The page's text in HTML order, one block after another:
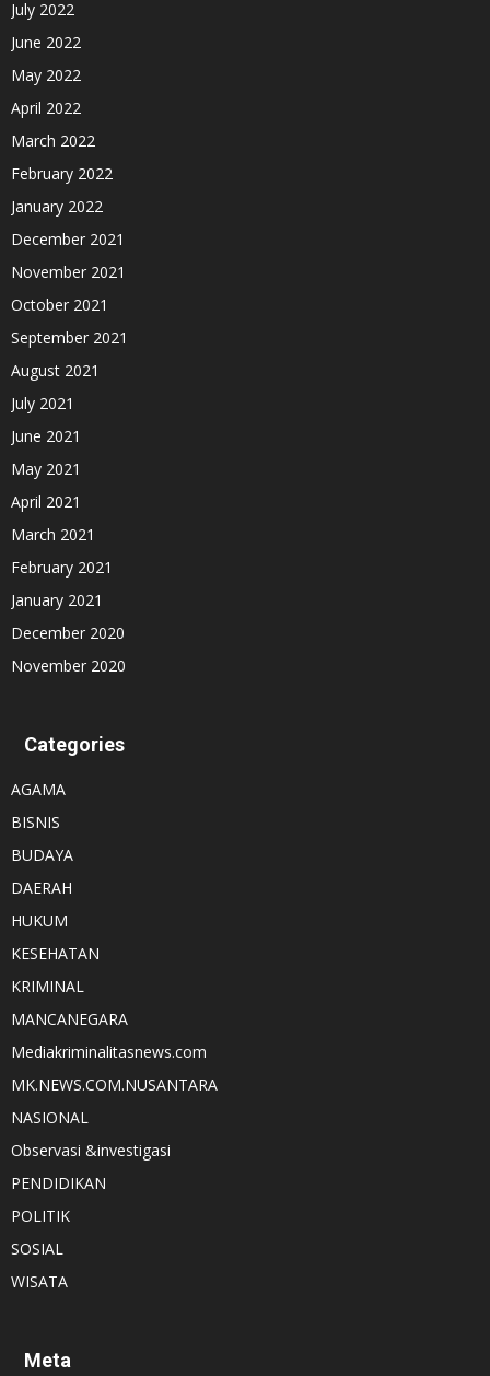
July 2022
June 2022
May 2022
April 2022
March 2022
February 2022
January 2022
December 2021
November 2021
October 2021
September 2021
August 2021
July 2021
June 2021
May 2021
April 2021
March 2021
February 2021
January 2021
December 2020
November 2020
Categories
AGAMA
BISNIS
BUDAYA
DAERAH
HUKUM
KESEHATAN
KRIMINAL
MANCANEGARA
Mediakriminalitasnews.com
MK.NEWS.COM.NUSANTARA
NASIONAL
Observasi &investigasi
PENDIDIKAN
POLITIK
SOSIAL
WISATA
Meta